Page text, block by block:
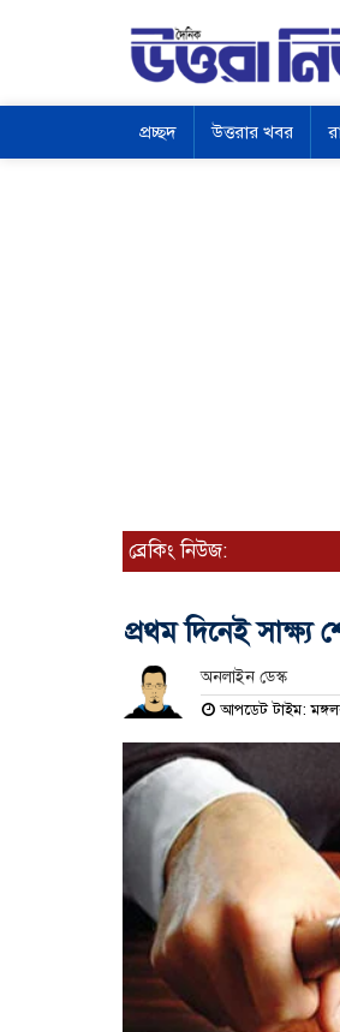
প্রচ্ছদ উত্তরার খবর
ব্রেকিং নিউজ:
প্রথম দিনেই
অনলাইন ডেস্ক
আপডেট টাইম: